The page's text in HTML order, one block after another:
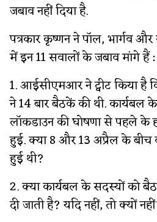
जबाव नहीं दिया है.
पत्रकार कृष्णन ने पॉल, भार्गव
में इन 11 सवालों के जबाव मांगे हैं :
1. आईसीएमआर ने ट्वीट किया है
ने 14 बार बैठकें की थी. कार्यबल
लॉकडाउन की घोषणा से पहले के
हुई. क्या 8 और 13 अप्रैल के
हुई थी?
2. क्या कार्यबल के सदस्यों को
दी जाती है? यदि नहीं, तो क्यों